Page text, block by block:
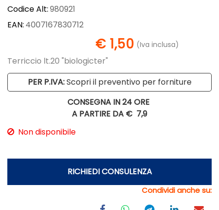
Codice Alt:980921
EAN: 4007167830712
€ 1,50 (Iva inclusa)
Terriccio lt.20 "biologicter"
PER P.IVA:Scopri il preventivo per forniture
CONSEGNA IN 24 ORE
A PARTIRE DA € 7,9
Non disponibile
RICHIEDI CONSULENZA
Condividi anche su: